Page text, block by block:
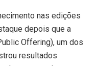
nas edições
depois que a
Offering), um dos
resultados